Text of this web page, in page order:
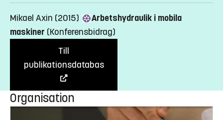
Mikael Axin (2015)
Arbetshydraulik i mobila
maskiner (Konferensbidrag)
Till
publikationsdatabas
Organisation